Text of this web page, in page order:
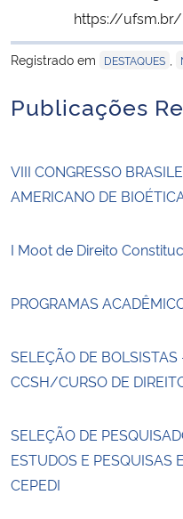
https://ufsm.br/
Registrado em
DESTAQUES
Publicações
VIII CONGRESSO
AMERICANO DE
I Moot de Direito
PROGRAMAS
SELEÇÃO DE
CCSH/CURSO DE
SELEÇÃO DE
ESTUDOS E PESQUISAS
CEPEDI